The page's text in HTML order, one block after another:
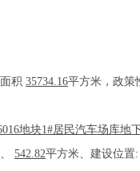
积 35734.16平方米，政策
地块1#居民汽车场库
、 542.82平方米、建设位置: